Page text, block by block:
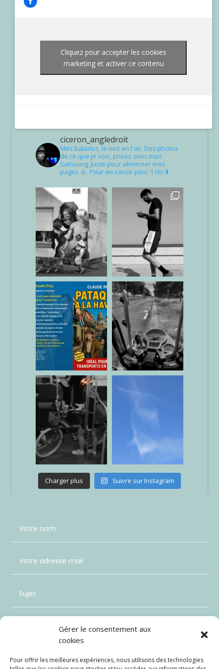
Gérer le consentement aux
cookies
Pour offrir les meilleures expériences, nous utilisons des technologies
Cliquez pour accepter les cookies
marketing et activer ce contenu
ciceron_angledroit
Mes balades, le nez en l'air. Des photos
de ce que je vois, prises avec mon
Samsung. Juste pour alimenter mes
pages ☺. Pour en savoir plus: 1 clic ⬇️
Charger plus Suivre sur Instagram